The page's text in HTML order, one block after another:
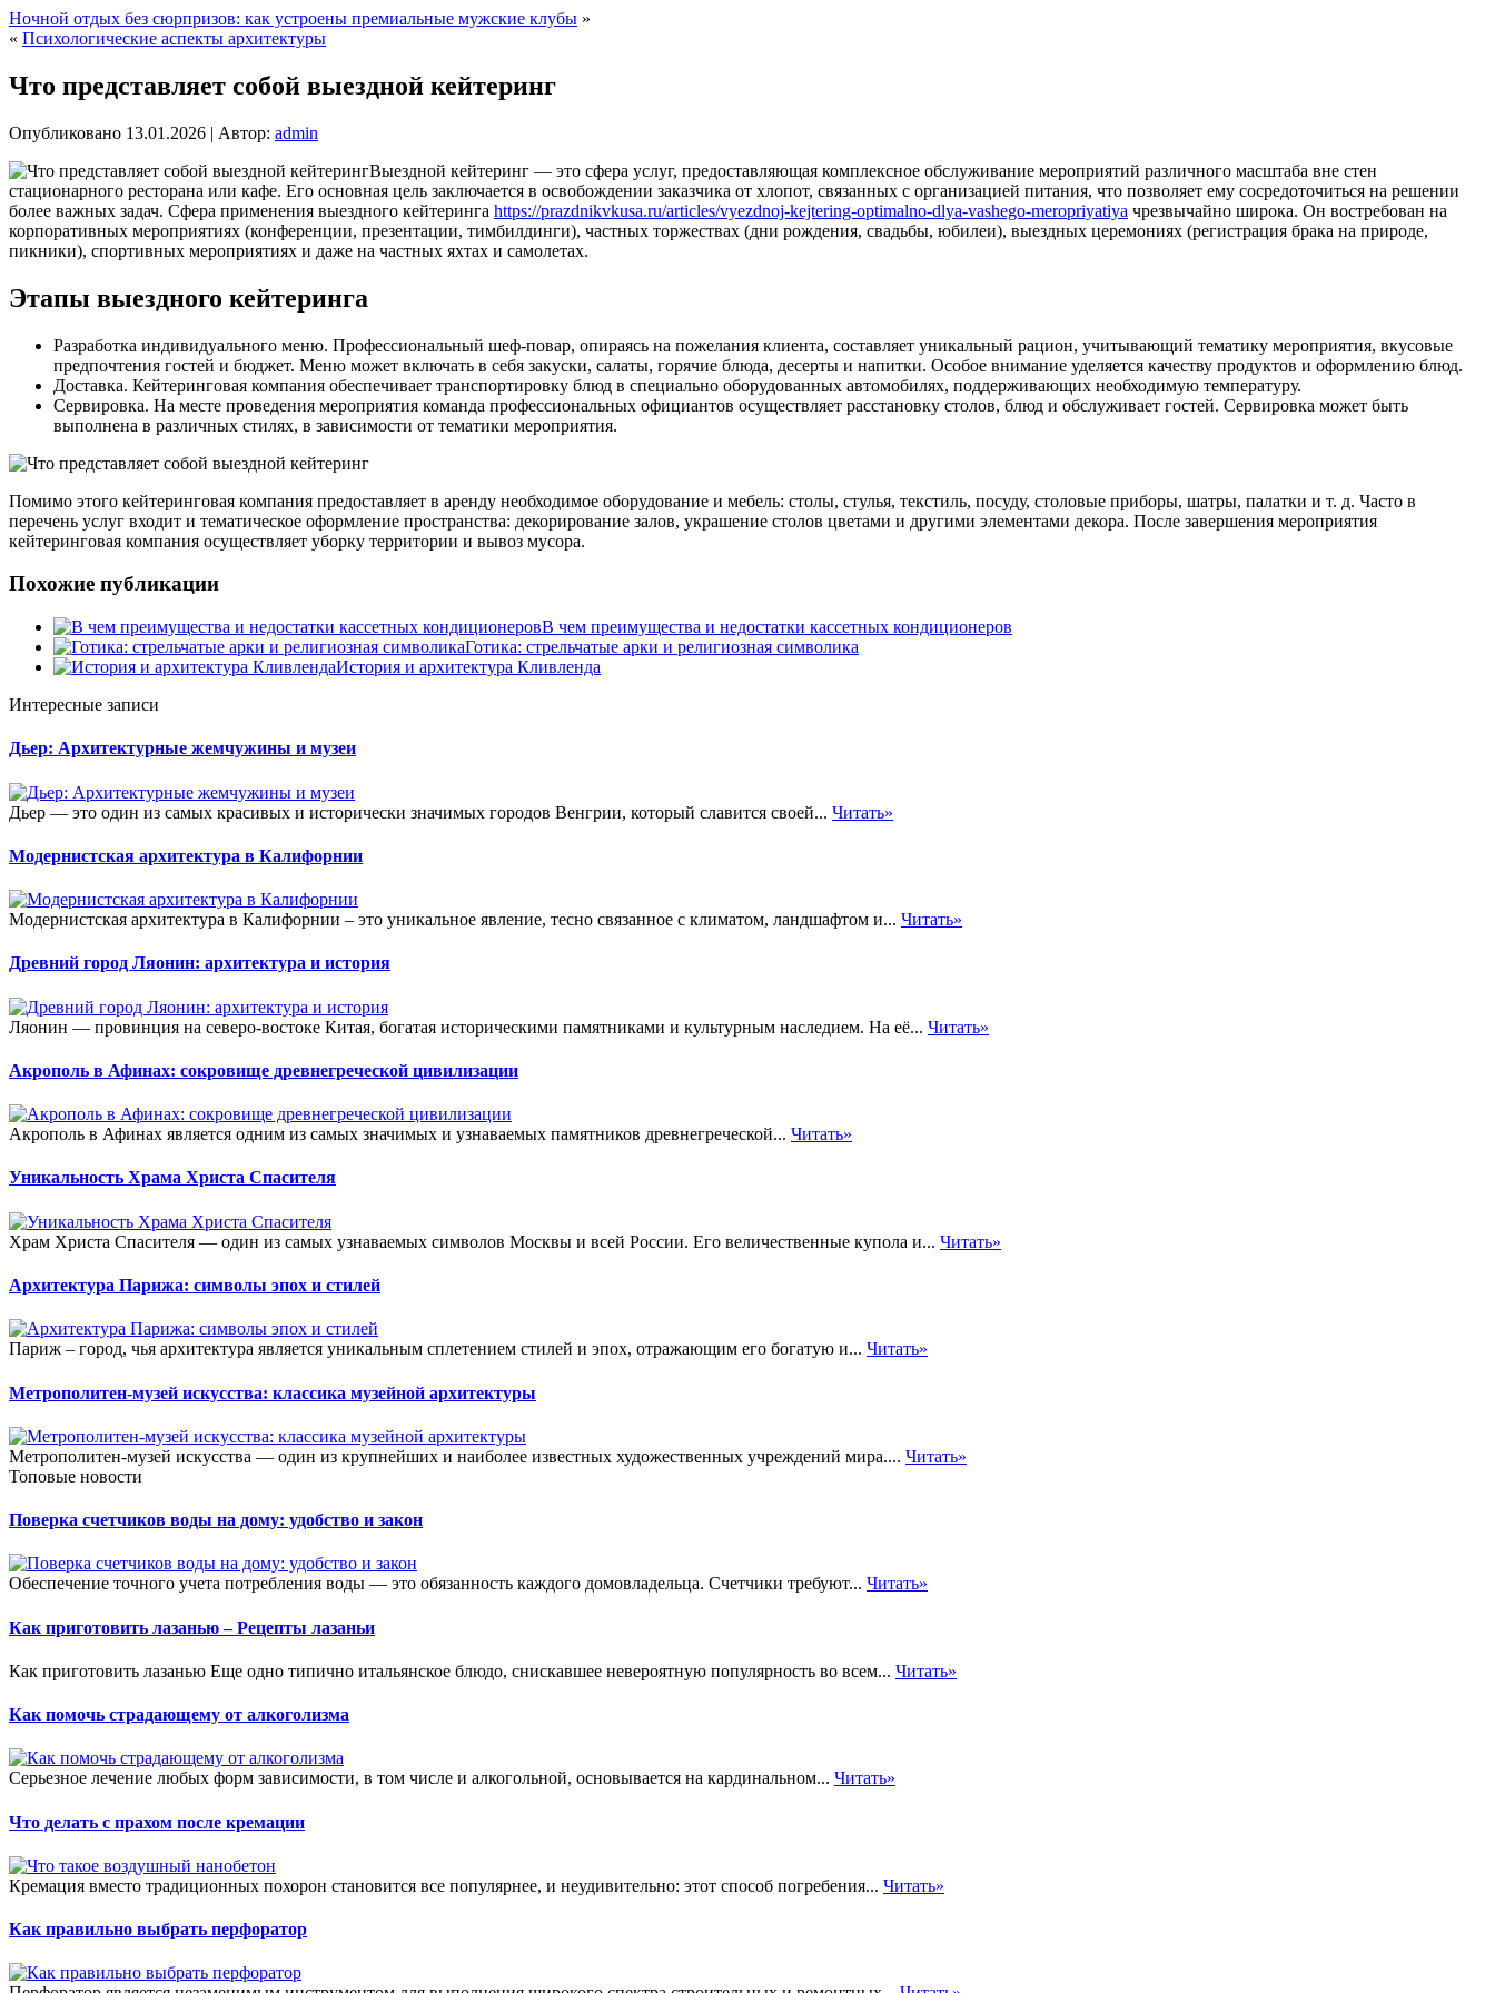
Ночной отдых без сюрпризов: как устроены премиальные мужские клубы »
« Психологические аспекты архитектуры
Что представляет собой выездной кейтеринг
Опубликовано 13.01.2026 | Автор: admin
Выездной кейтеринг — это сфера услуг, предоставляющая комплексное обслуживание мероприятий различного масштаба вне стен
стационарного ресторана или кафе. Его основная цель заключается в освобождении заказчика от хлопот, связанных с организацией питания, что позволяет ему сосредоточиться на решении
более важных задач. Сфера применения выездного кейтеринга https://prazdnikvkusa.ru/articles/vyezdnoj-kejtering-optimalno-dlya-vashego-meropriyatiya чрезвычайно широка. Он востребован на
корпоративных мероприятиях (конференции, презентации, тимбилдинги), частных торжествах (дни рождения, свадьбы, юбилеи), выездных церемониях (регистрация брака на природе,
пикники), спортивных мероприятиях и даже на частных яхтах и самолетах.
Этапы выездного кейтеринга
Разработка индивидуального меню. Профессиональный шеф-повар, опираясь на пожелания клиента, составляет уникальный рацион, учитывающий тематику мероприятия, вкусовые
предпочтения гостей и бюджет. Меню может включать в себя закуски, салаты, горячие блюда, десерты и напитки. Особое внимание уделяется качеству продуктов и оформлению блюд.
Доставка. Кейтеринговая компания обеспечивает транспортировку блюд в специально оборудованных автомобилях, поддерживающих необходимую температуру.
Сервировка. На месте проведения мероприятия команда профессиональных официантов осуществляет расстановку столов, блюд и обслуживает гостей. Сервировка может быть
выполнена в различных стилях, в зависимости от тематики мероприятия.
Помимо этого кейтеринговая компания предоставляет в аренду необходимое оборудование и мебель: столы, стулья, текстиль, посуду, столовые приборы, шатры, палатки и т. д. Часто в
перечень услуг входит и тематическое оформление пространства: декорирование залов, украшение столов цветами и другими элементами декора. После завершения мероприятия
кейтеринговая компания осуществляет уборку территории и вывоз мусора.
Похожие публикации
В чем преимущества и недостатки кассетных кондиционеров
Готика: стрельчатые арки и религиозная символика
История и архитектура Кливленда
Интересные записи
Дьер: Архитектурные жемчужины и музеи
Дьер — это один из самых красивых и исторически значимых городов Венгрии, который славится своей... Читать»
Модернистская архитектура в Калифорнии
Модернистская архитектура в Калифорнии – это уникальное явление, тесно связанное с климатом, ландшафтом и... Читать»
Древний город Ляонин: архитектура и история
Ляонин — провинция на северо-востоке Китая, богатая историческими памятниками и культурным наследием. На её... Читать»
Акрополь в Афинах: сокровище древнегреческой цивилизации
Акрополь в Афинах является одним из самых значимых и узнаваемых памятников древнегреческой... Читать»
Уникальность Храма Христа Спасителя
Храм Христа Спасителя — один из самых узнаваемых символов Москвы и всей России. Его величественные купола и... Читать»
Архитектура Парижа: символы эпох и стилей
Париж – город, чья архитектура является уникальным сплетением стилей и эпох, отражающим его богатую и... Читать»
Метрополитен-музей искусства: классика музейной архитектуры
Метрополитен-музей искусства — один из крупнейших и наиболее известных художественных учреждений мира.... Читать»
Топовые новости
Поверка счетчиков воды на дому: удобство и закон
Обеспечение точного учета потребления воды — это обязанность каждого домовладельца. Счетчики требуют... Читать»
Как приготовить лазанью – Рецепты лазаньи
Как приготовить лазанью Еще одно типично итальянское блюдо, снискавшее невероятную популярность во всем... Читать»
Как помочь страдающему от алкоголизма
Серьезное лечение любых форм зависимости, в том числе и алкогольной, основывается на кардинальном... Читать»
Что делать с прахом после кремации
Кремация вместо традиционных похорон становится все популярнее, и неудивительно: этот способ погребения... Читать»
Как правильно выбрать перфоратор